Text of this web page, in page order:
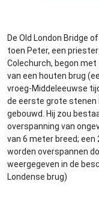
De Old London Bridge
toen Peter, een
Colechurch, begon
van een houten brug
vroeg-Middeleeuwse
de eerste grote stenen
gebouwd. Hij zou
overspanning van
van 6 meter breed;
worden overspannen
weergegeven in de
Londense brug)